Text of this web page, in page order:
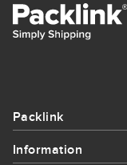
Packlink
Information